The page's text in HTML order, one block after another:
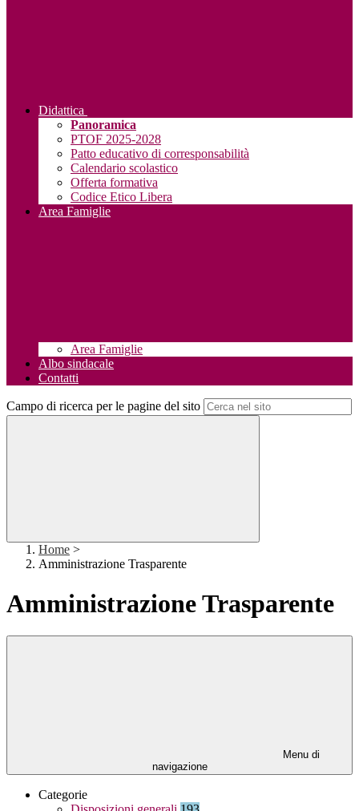
Didattica
Panoramica
PTOF 2025-2028
Patto educativo di corresponsabilità
Calendario scolastico
Offerta formativa
Codice Etico Libera
Area Famiglie
Area Famiglie
Albo sindacale
Contatti
Campo di ricerca per le pagine del sito
Home >
Amministrazione Trasparente
Amministrazione Trasparente
Menu di
navigazione
Categorie